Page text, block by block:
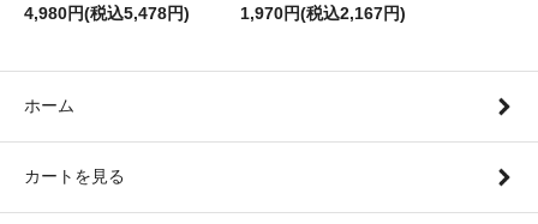
4,980円(税込5,478円) 1,970円(税込2,167円)
ホーム
カートを見る